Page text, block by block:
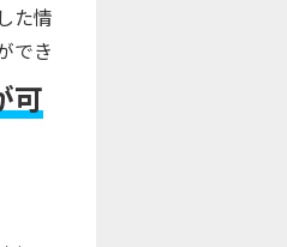
た情
でき
可